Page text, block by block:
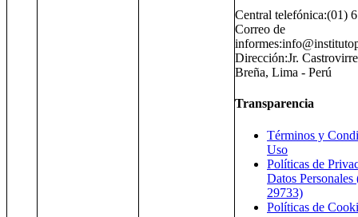
Central telefónica:(01)
Correo de
informes:
Dirección:Jr.
Breña, Lima - Perú
Transparencia
Términos y
Uso
Políticas de
Datos
29733)
Políticas de